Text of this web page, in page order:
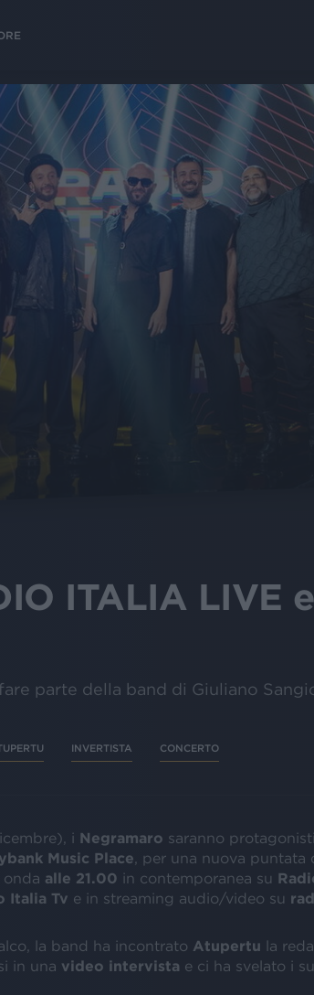
ITALIA LIVE
parte della band di Giuliano
INVERTISTA CONCERTO
i Negramaro saranno
Music Place , per una nuova puntata
onda alle 21.00 in contemporanea su
Italia Tv e in streaming audio/video su
la band ha incontrato Atupertu la
in una video intervista e ci ha svelato i